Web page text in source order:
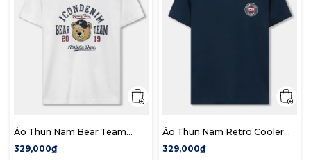
Áo Thun Nam Bear Team
Form Regular
329,000₫
Áo Thun Nam Retro Cooler
Form Regular
329,000₫